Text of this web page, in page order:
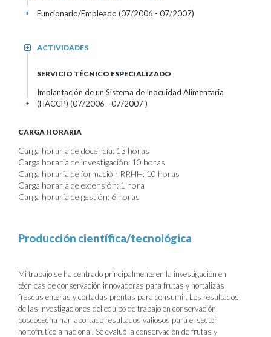
Funcionario/Empleado (07/2006 - 07/2007)
+
ACTIVIDADES
+
SERVICIO TÉCNICO ESPECIALIZADO
Implantación de un Sistema de Inocuidad Alimentaria
(HACCP) (07/2006 - 07/2007 )
+
CARGA HORARIA
Carga horaria de docencia: 13 horas
Carga horaria de investigación: 10 horas
Carga horaria de formación RRHH: 10 horas
Carga horaria de extensión: 1 hora
Carga horaria de gestión: 6 horas
Producción científica/tecnológica
Mi trabajo se ha centrado principalmente en la investigación en
técnicas de conservación innovadoras para frutas y hortalizas
frescas enteras y cortadas prontas para consumir. Los resultados
de las investigaciones del equipo de trabajo en conservación
poscosecha han aportado resultados valiosos para el sector
hortofrutícola nacional. Se evaluó la conservación de frutas y